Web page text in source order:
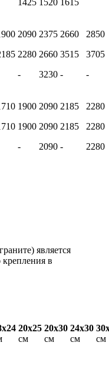
2090
2280
-
2375
2660
3230
2660
3515
-
2850
3705
-
1900
1900
-
2090
2090
2090
2185
2185
-
2280
2280
2280
является
крепления в
20х25
см
20х30
см
24х30
см
см